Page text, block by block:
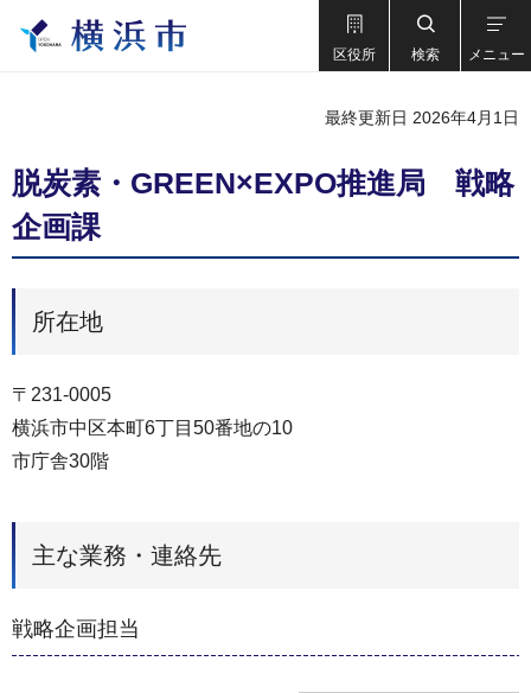
区役所 検索 メニュー
最終更新日 2026年4月1日
脱炭素・GREEN×EXPO推進局 戦略
企画課
所在地
〒231-0005
横浜市中区本町6丁目50番地の10
市庁舎30階
主な業務・連絡先
戦略企画担当